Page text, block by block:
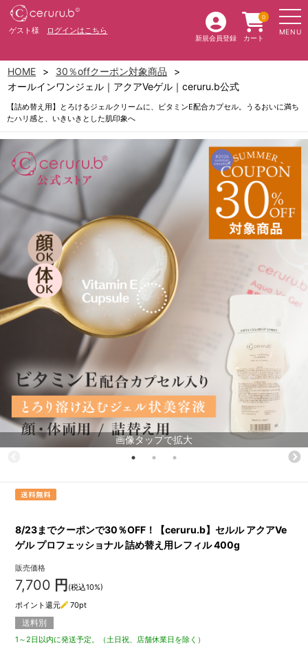
ゲスト様 ログインはこちら MENU
新規会員登録 カート
0
HOME
30％offクーポン対象商品
オールインワンジェル｜アクアVeゲル｜ceruru.b公式
【詰め替え用】とろけるジェルクリームに、ビタミンE配合カプセル。うるおいに満ち
たハリ感と、いきいきとした肌印象へ
画像タップで拡大
8/23までクーポンで30％OFF！【ceruru.b】セルル アクアVe
ゲル プロフェッショナル 詰め替え用レフィル 400g
販売価格
7,700 円 (税込10%)
ポイント還元
70pt
送料別
1～2日以内に発送予定。（土日祝、店舗休業日を除く）